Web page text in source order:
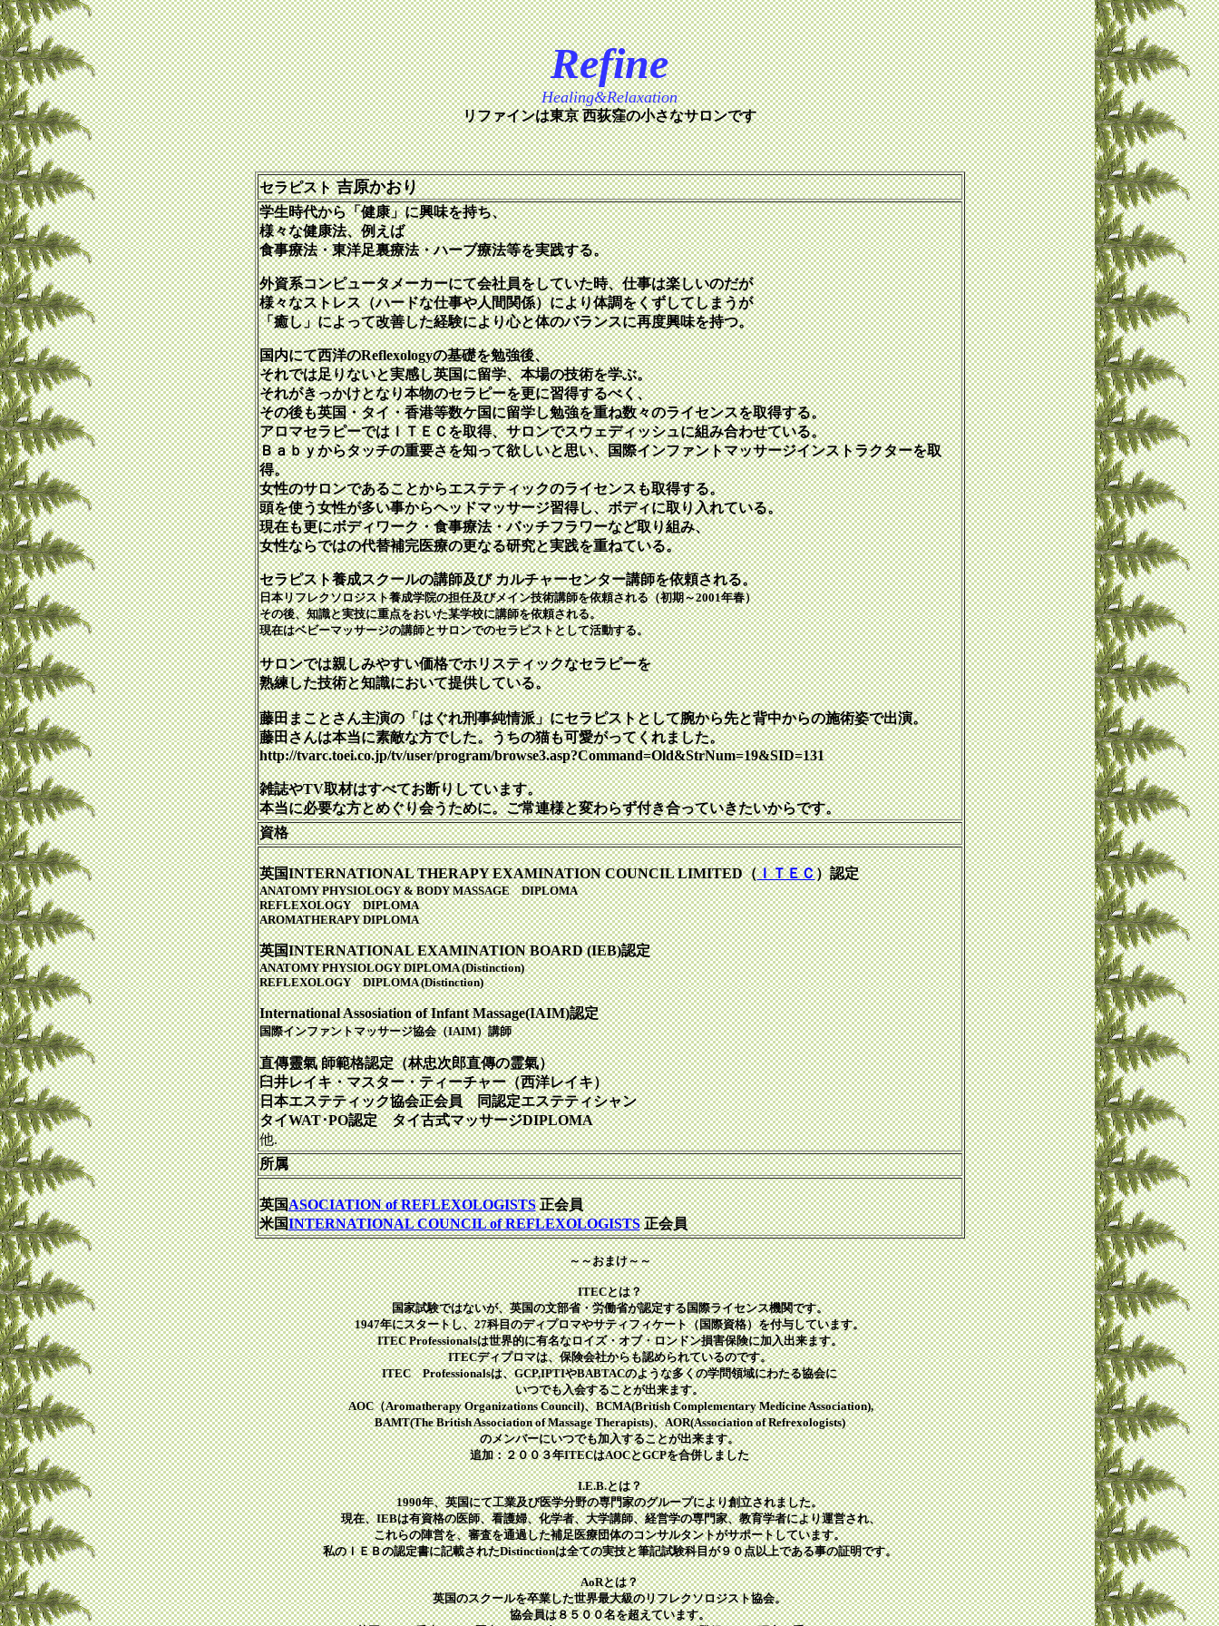
Refine
Healing&Relaxation
リファインは東京 西荻窪の小さなサロンです
セラピスト吉原かおり
学生時代から「健康」に興味を持ち、
様々な健康法、例えば
食事療法・東洋足裏療法・ハーブ療法等を実践する。
外資系コンピュータメーカーにて会社員をしていた時、仕事は楽しいのだが
様々なストレス（ハードな仕事や人間関係）により体調をくずしてしまうが
「癒し」によって改善した経験により心と体のバランスに再度興味を持つ。
国内にて西洋のReflexologyの基礎を勉強後、
それでは足りないと実感し英国に留学、本場の技術を学ぶ。
それがきっかけとなり本物のセラピーを更に習得するべく、
その後も英国・タイ・香港等数ケ国に留学し勉強を重ね数々のライセンスを取得する。
アロマセラピーではＩＴＥＣを取得、サロンでスウェディッシュに組み合わせている。
Ｂａｂｙからタッチの重要さを知って欲しいと思い、国際インファントマッサージインストラクターを取
得。
女性のサロンであることからエステティックのライセンスも取得する。
頭を使う女性が多い事からヘッドマッサージ習得し、ボディに取り入れている。
現在も更にボディワーク・食事療法・バッチフラワーなど取り組み、
女性ならではの代替補完医療の更なる研究と実践を重ねている。
セラピスト養成スクールの講師及び カルチャーセンター講師を依頼される。
日本リフレクソロジスト養成学院の担任及びメイン技術講師を依頼される（初期～2001年春）
その後、知識と実技に重点をおいた某学校に講師を依頼される。
現在はベビーマッサージの講師とサロンでのセラピストとして活動する。
サロンでは親しみやすい価格でホリスティックなセラピーを
熟練した技術と知識において提供している。
藤田まことさん主演の「はぐれ刑事純情派」にセラピストとして腕から先と背中からの施術姿で出演。
藤田さんは本当に素敵な方でした。うちの猫も可愛がってくれました。
http://tvarc.toei.co.jp/tv/user/program/browse3.asp?Command=Old&StrNum=19&SID=131
雑誌やTV取材はすべてお断りしています。
本当に必要な方とめぐり会うために。ご常連様と変わらず付き合っていきたいからです。
資格
英国INTERNATIONAL THERAPY EXAMINATION COUNCIL LIMITED（ＩＴＥＣ）認定
ANATOMY PHYSIOLOGY & BODY MASSAGE DIPLOMA
REFLEXOLOGY DIPLOMA
AROMATHERAPY DIPLOMA
英国INTERNATIONAL EXAMINATION BOARD (IEB)認定
ANATOMY PHYSIOLOGY DIPLOMA (Distinction)
REFLEXOLOGY DIPLOMA (Distinction)
International Assosiation of Infant Massage(IAIM)認定
国際インファントマッサージ協会（IAIM）講師
直傳靈氣 師範格認定（林忠次郎直傳の霊氣）
臼井レイキ・マスター・ティーチャー（西洋レイキ）
日本エステティック協会正会員 同認定エステティシャン
タイWAT･PO認定 タイ古式マッサージDIPLOMA
他.
所属
英国ASOCIATION of REFLEXOLOGISTS正会員
米国INTERNATIONAL COUNCIL of REFLEXOLOGISTS正会員
～～おまけ～～
ITECとは？
国家試験ではないが、英国の文部省・労働省が認定する国際ライセンス機関です。
1947年にスタートし、27科目のディプロマやサティフィケート（国際資格）を付与しています。
ITEC Professionalsは世界的に有名なロイズ・オブ・ロンドン損害保険に加入出来ます。
ITECディプロマは、保険会社からも認められているのです。
ITEC Professionalsは、GCP,IPTIやBABTACのような多くの学問領域にわたる協会に
いつでも入会することが出来ます。
AOC（Aromatherapy Organizations Council)、BCMA(British Complementary Medicine Association),
BAMT(The British Association of Massage Therapists)、AOR(Association of Refrexologists)
のメンバーにいつでも加入することが出来ます。
追加：２００３年ITECはAOCとGCPを合併しました
I.E.B.とは？
1990年、英国にて工業及び医学分野の専門家のグループにより創立されました。
現在、IEBは有資格の医師、看護婦、化学者、大学講師、経営学の専門家、教育学者により運営され、
これらの陣営を、審査を通過した補足医療団体のコンサルタントがサポートしています。
私のＩＥＢの認定書に記載されたDistinctionは全ての実技と筆記試験科目が９０点以上である事の証明です。
AoRとは？
英国のスクールを卒業した世界最大級のリフレクソロジスト協会。
協会員は８５００名を超えています。